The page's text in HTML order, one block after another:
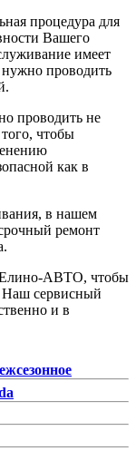
процедура для
Вашего
имеет
нужно проводить
проводить не
чтобы
как в
в нашем
ремонт
Елино-АВТО, чтобы
Наш сервисный
и в